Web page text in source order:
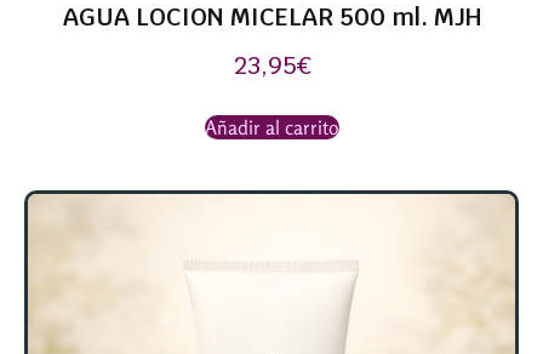
AGUA LOCION MICELAR 500 ml. MJH
23,95€
Añadir al carrito